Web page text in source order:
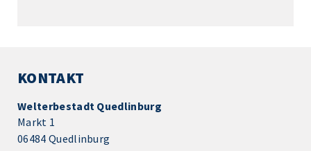
KONTAKT
Welterbestadt Quedlinburg
Markt 1
06484 Quedlinburg